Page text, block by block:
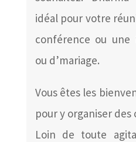
idéal pour votre
conférence ou une
ou d’mariage.
Vous êtes les
pour y organiser des
Loin de toute